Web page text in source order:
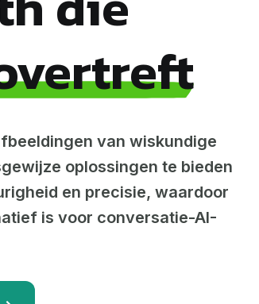
van wiskundige
oplossingen te bieden
en precisie, waardoor
is voor conversatie-AI-